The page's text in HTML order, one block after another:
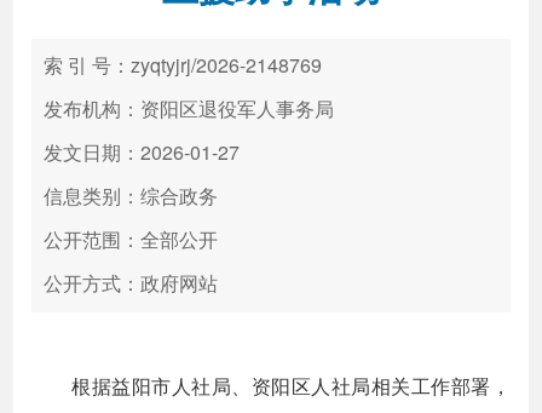
索 引 号：zyqtyjrj/2026-2148769
发布机构：资阳区退役军人事务局
发文日期：2026-01-27
信息类别：综合政务
公开范围：全部公开
公开方式：政府网站
根据益阳市人社局、资阳区人社局相关工作部署，